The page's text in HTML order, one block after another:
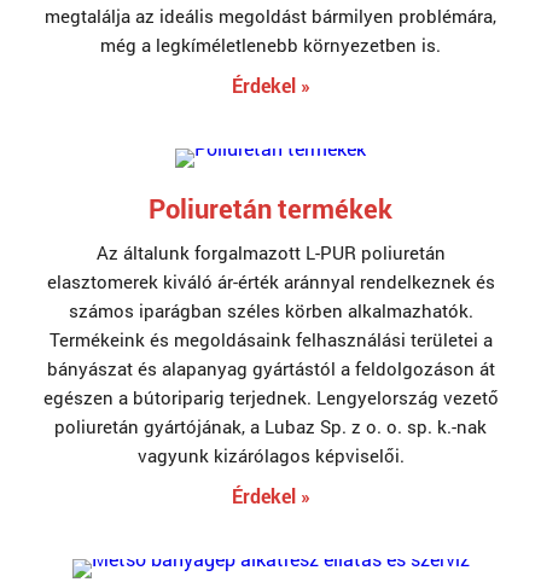
megtalálja az ideális megoldást bármilyen problémára,
még a legkíméletlenebb környezetben is.
Érdekel »
Poliuretán termékek
Az általunk forgalmazott L-PUR poliuretán
elasztomerek kiváló ár-érték aránnyal rendelkeznek és
számos iparágban széles körben alkalmazhatók.
Termékeink és megoldásaink felhasználási területei a
bányászat és alapanyag gyártástól a feldolgozáson át
egészen a bútoriparig terjednek. Lengyelország vezető
poliuretán gyártójának, a Lubaz Sp. z o. o. sp. k.-nak
vagyunk kizárólagos képviselői.
Érdekel »